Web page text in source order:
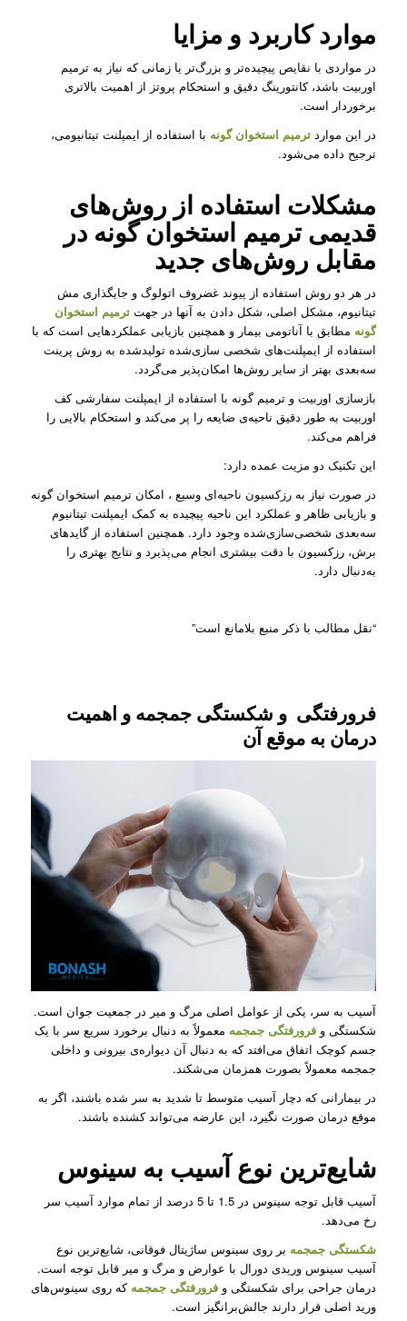
موارد کاربرد و مزایا
در مواردی با نقایص پیچیده‌تر و بزرگ‌تر یا زمانی که نیاز به ترمیم
اوربیت باشد، کانتورینگ دقیق و استحکام پروتز از اهمیت بالاتری
برخوردار است.
در این موارد ترمیم استخوان گونه با استفاده از ایمپلنت تیتانیومی،
ترجیح داده می‌شود.
مشکلات استفاده از روش‌های
قدیمی ترمیم استخوان گونه در
مقابل روش‌های جدید
در هر دو روش استفاده از پیوند غضروف اتولوگ و جایگذاری مش
تیتانیوم، مشکل اصلی، شکل دادن به آنها در جهت ترمیم استخوان
گونه مطابق با آناتومی بیمار و همچنین بازیابی عملکردهایی است که با
استفاده از ایمپلنت‌های شخصی سازی‌شده تولید‌شده به روش پرینت
سه‌بعدی بهتر از سایر روش‌ها امکان‌پذیر می‌گردد.
بازسازی اوربیت و ترمیم گونه با استفاده از ایمپلنت سفارشی کف
اوربیت به طور دقیق ناحیه‌ی ضایعه را پر می‌کند و استحکام بالایی را
فراهم می‌کند.
این تکنیک دو مزیت عمده دارد:
در صورت نیاز به رزکسیون ناحیه‌ای‌ وسیع ، امکان ترمیم استخوان گونه
و بازیابی ظاهر و عملکرد این ناحیه پیچیده به کمک ایمپلنت تیتانیوم
سه‌بعدی شخصی‌سازی‌شده وجود دارد. همچنین استفاده از گایدهای
برش، رزکسیون با دقت بیشتری انجام می‌پذیرد و نتایج بهتری را
به‌دنبال دارد.
“نقل مطالب با ذکر منبع بلامانع است”
فرورفتگی و شکستگی جمجمه و اهمیت
درمان به موقع آن
آسیب به سر، یکی از عوامل اصلی مرگ و میر در جمعیت جوان است.
شکستگی و فرورفتگی جمجمه معمولاً به دنبال برخورد سریع سر با یک
جسم کوچک اتفاق می‌افتد که به دنبال آن دیواره‌ی بیرونی و داخلی
جمجمه معمولاً بصورت همزمان می‌شکند.
در بیمارانی که دچار آسیب متوسط تا شدید به سر شده باشند، اگر به
موقع درمان صورت نگیرد، این عارضه می‌تواند کشنده باشند.
شایع‌ترین نوع آسیب به سینوس
آسیب قابل توجه سینوس در 1.5 تا 5 درصد از تمام موارد آسیب سر
رخ می‌دهد.
شکستگی جمجمه بر روی سینوس ساژیتال فوقانی، شایع‌ترین نوع
آسیب سینوس وریدی دورال با عوارض و مرگ و میر قابل توجه است.
درمان جراحی برای شکستگی و فرورفتگی جمجمه که روی سینوس‌های
ورید اصلی قرار دارند جالش‌برانگیز است.